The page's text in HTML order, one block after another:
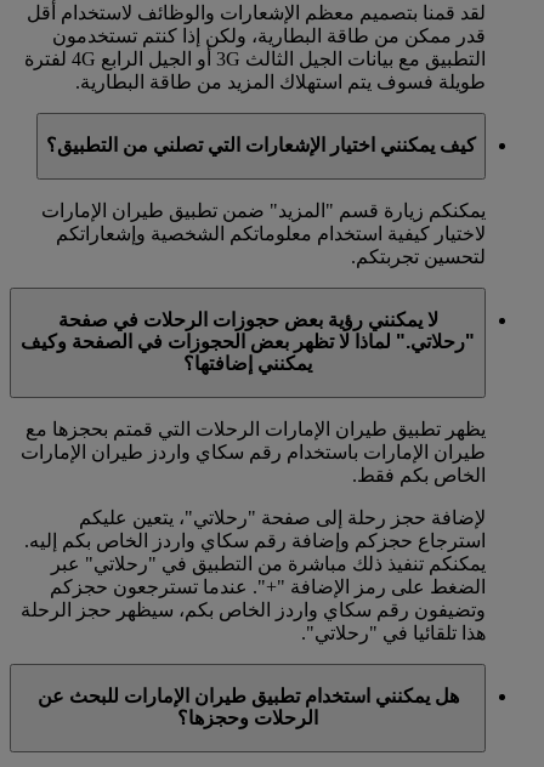
لقد قمنا بتصميم معظم الإشعارات والوظائف لاستخدام أقل
قدر ممكن من طاقة البطارية، ولكن إذا كنتم تستخدمون
التطبيق مع بيانات الجيل الثالث 3G أو الجيل الرابع 4G لفترة
طويلة فسوف يتم استهلاك المزيد من طاقة البطارية.
كيف يمكنني اختيار الإشعارات التي تصلني من التطبيق؟
يمكنكم زيارة قسم "المزيد" ضمن تطبيق طيران الإمارات
لاختيار كيفية استخدام معلوماتكم الشخصية وإشعاراتكم
لتحسين تجربتكم.
لا يمكنني رؤية بعض حجوزات الرحلات في صفحة
"رحلاتي." لماذا لا تظهر بعض الحجوزات في الصفحة وكيف
يمكنني إضافتها؟
يظهر تطبيق طيران الإمارات الرحلات التي قمتم بحجزها مع
طيران الإمارات باستخدام رقم سكاي واردز طيران الإمارات
الخاص بكم فقط.
لإضافة حجز رحلة إلى صفحة "رحلاتي"، يتعين عليكم
استرجاع حجزكم وإضافة رقم سكاي واردز الخاص بكم إليه.
يمكنكم تنفيذ ذلك مباشرة من التطبيق في "رحلاتي" عبر
الضغط على رمز الإضافة "+". عندما تسترجعون حجزكم
وتضيفون رقم سكاي واردز الخاص بكم، سيظهر حجز الرحلة
هذا تلقائيا في "رحلاتي".
هل يمكنني استخدام تطبيق طيران الإمارات للبحث عن
الرحلات وحجزها؟